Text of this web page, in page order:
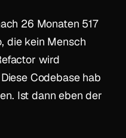
26 Monaten 517
die kein Mensch
wird
Codebase hab
Ist dann eben der